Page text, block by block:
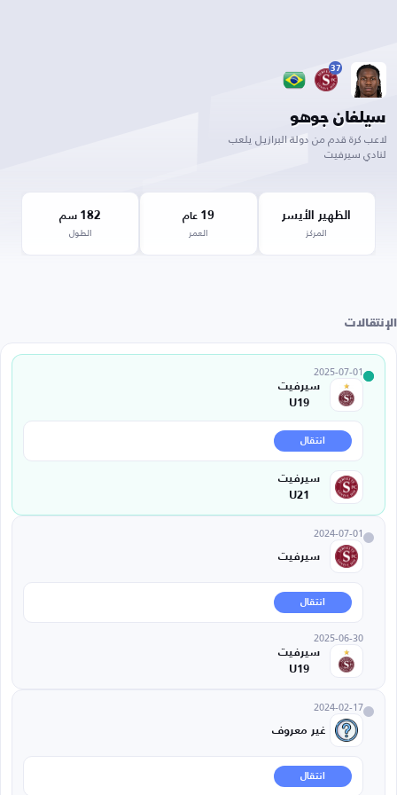
37
سيلفان جوهو
لاعب كرة قدم من دولة البرازيل يلعب
لنادي سيرفيت
الظهير الأيسر
المركز
19 عام
العمر
182 سم
الطول
الإنتقالات
2025-07-01
سيرفيت
U19
انتقال
سيرفيت
U21
2024-07-01
سيرفيت
انتقال
2025-06-30
سيرفيت
U19
2024-02-17
غير معروف
انتقال